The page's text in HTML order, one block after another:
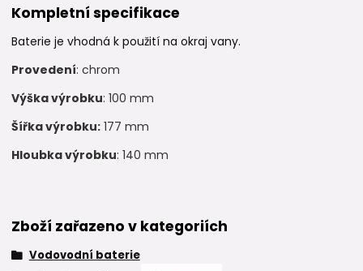
Kompletní specifikace
Baterie je vhodná k použití na okraj vany.
Provedení: chrom
Výška výrobku: 100 mm
Šířka výrobku: 177 mm
Hloubka výrobku: 140 mm
Zboží zařazeno v kategoriích
Vodovodní baterie